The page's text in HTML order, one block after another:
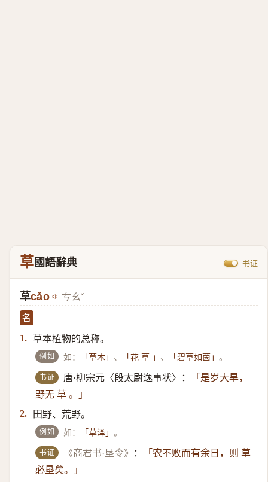
草國語辭典 书证
草cǎo ㄘㄠˇ
名
1. 草本植物的总称。
例如 如： 「草木」 、 「花 草 」 、 「碧草如茵」。
书证 唐·柳宗元〈段太尉逸事状〉：
「是岁大旱，
野无 草 。」
2.
田野、荒野。
例如 如： 「草泽」。
书证 《商君书·垦令》 ：
「农不败而有余日，则 草
必垦矣。」